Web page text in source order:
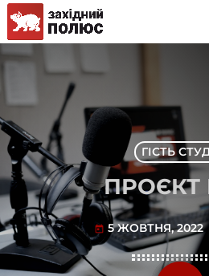
ГІСТЬ
ПРОЄКТ
today 5 ЖОВТНЯ, 2022